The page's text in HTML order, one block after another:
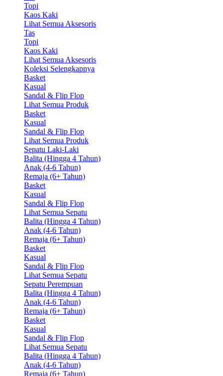
Topi
Kaos Kaki
Lihat Semua Aksesoris
Tas
Topi
Kaos Kaki
Lihat Semua Aksesoris
Koleksi Selengkapnya
Basket
Kasual
Sandal & Flip Flop
Lihat Semua Produk
Basket
Kasual
Sandal & Flip Flop
Lihat Semua Produk
Sepatu Laki-Laki
Balita (Hingga 4 Tahun)
Anak (4-6 Tahun)
Remaja (6+ Tahun)
Basket
Kasual
Sandal & Flip Flop
Lihat Semua Sepatu
Balita (Hingga 4 Tahun)
Anak (4-6 Tahun)
Remaja (6+ Tahun)
Basket
Kasual
Sandal & Flip Flop
Lihat Semua Sepatu
Sepatu Perempuan
Balita (Hingga 4 Tahun)
Anak (4-6 Tahun)
Remaja (6+ Tahun)
Basket
Kasual
Sandal & Flip Flop
Lihat Semua Sepatu
Balita (Hingga 4 Tahun)
Anak (4-6 Tahun)
Remaja (6+ Tahun)